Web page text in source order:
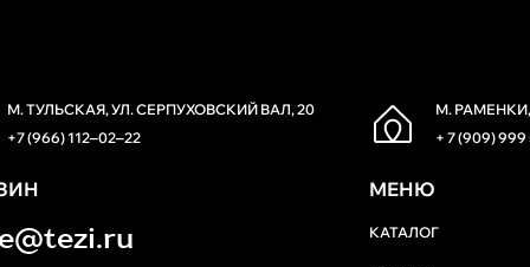
М. ТУЛЬСКАЯ, УЛ. СЕРПУХОВСКИЙ ВАЛ, 20
+7 (966) 112‒02‒22
М.
+ 7 (909) 999
МЕНЮ
КАТАЛОГ